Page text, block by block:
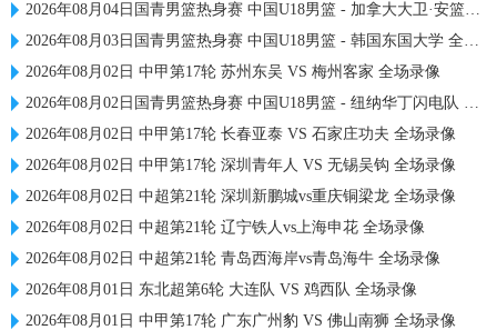
2026年08月04日国青男篮热身赛 中国U18男篮 - 加拿大大卫·安篮球学院 全场录像
2026年08月03日国青男篮热身赛 中国U18男篮 - 韩国东国大学 全场录像
2026年08月02日 中甲第17轮 苏州东吴 VS 梅州客家 全场录像
2026年08月02日国青男篮热身赛 中国U18男篮 - 纽纳华丁闪电队 全场录像
2026年08月02日 中甲第17轮 长春亚泰 VS 石家庄功夫 全场录像
2026年08月02日 中甲第17轮 深圳青年人 VS 无锡吴钩 全场录像
2026年08月02日 中超第21轮 深圳新鹏城vs重庆铜梁龙 全场录像
2026年08月02日 中超第21轮 辽宁铁人vs上海申花 全场录像
2026年08月02日 中超第21轮 青岛西海岸vs青岛海牛 全场录像
2026年08月01日 东北超第6轮 大连队 VS 鸡西队 全场录像
2026年08月01日 中甲第17轮 广东广州豹 VS 佛山南狮 全场录像